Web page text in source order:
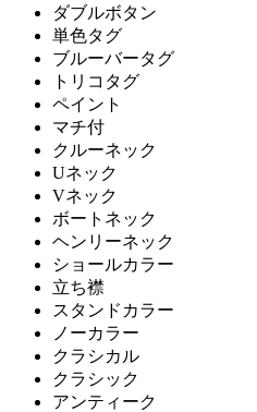
ダブルボタン
単色タグ
ブルーバータグ
トリコタグ
ペイント
マチ付
クルーネック
Uネック
Vネック
ボートネック
ヘンリーネック
ショールカラー
立ち襟
スタンドカラー
ノーカラー
クラシカル
クラシック
アンティーク